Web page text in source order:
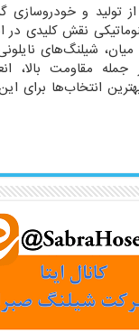
تولید و خودروسازی
نقش کلیدی در
میان، شیلنگ‌های
جمله مقاومت بالا،
انتخاب‌ها برای